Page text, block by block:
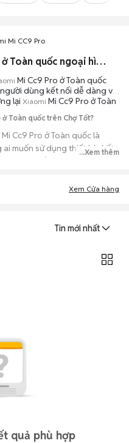
Mi CC9 Pro
Điện thoại Xiaomi Mi Cc9 Pro ở Toàn quốc ngoại hình đẹp
Mi Cc9 Pro ở Toàn quốc
dùng kết nối dễ dàng với
lại Xiaomi Mi Cc9 Pro ở Toàn
Toàn quốc trên Chợ Tốt?
Cc9 Pro ở Toàn quốc là
muốn sử dụng thiết bị chất
giá đắt đỏ của máy mới.
lý hoặc cửa hàng, với đầy
bán hẹn gặp mặt giúp bạn
...Xem thêm
Xem Cửa hàng
Tin mới nhất
quả phù hợp